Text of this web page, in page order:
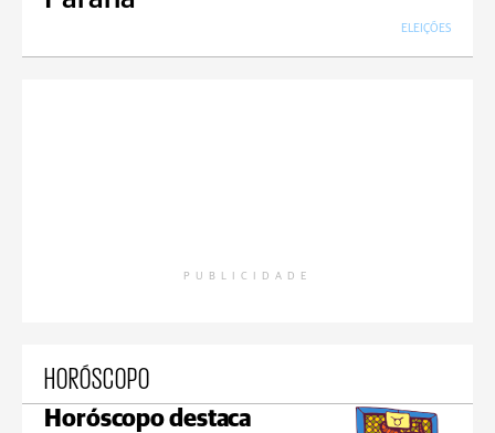
ELEIÇÕES
PUBLICIDADE
HORÓSCOPO
Horóscopo destaca